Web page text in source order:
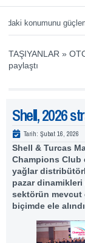
konumunu
TAŞIYANLAR »
paylaştı
Shell, 2026
Tarih: Şubat 16, 2026
Shell & Turcas
Champions
yağlar
pazar dinamikleri
sektörün mevcut
biçimde ele